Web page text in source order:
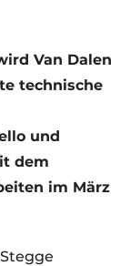
Van Dalen
technische
und
dem
im März